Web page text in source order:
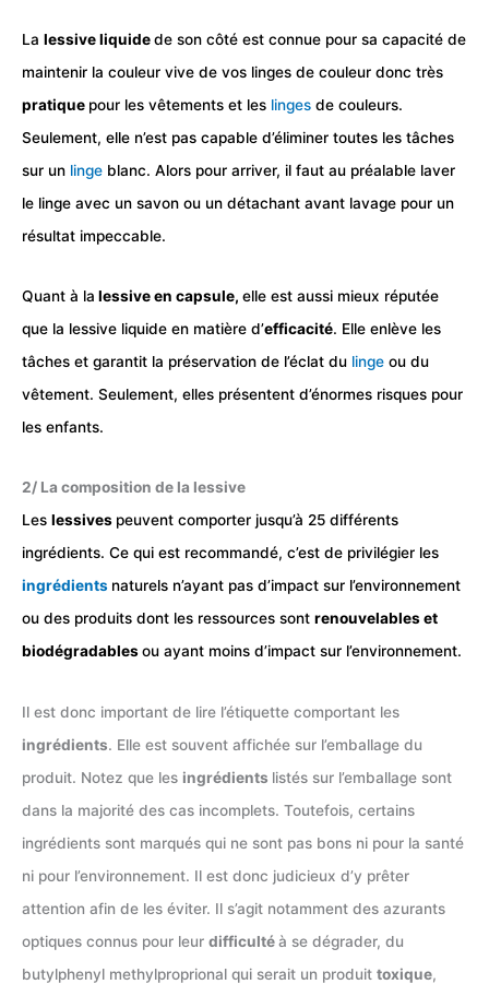
La lessive liquidede son côté est connue pour sa capacité de
maintenir la couleur vive de vos linges de couleur donc très
pratique pour les vêtements et les linges de couleurs.
Seulement, elle n’est pas capable d’éliminer toutes les tâches
sur un linge blanc. Alors pour arriver, il faut au préalable laver
le linge avec un savon ou un détachant avant lavage pour un
résultat impeccable.
Quant à la lessive en capsule, elle est aussi mieux réputée
que la lessive liquide en matière d’efficacité. Elle enlève les
tâches et garantit la préservation de l’éclat du linge ou du
vêtement. Seulement, elles présentent d’énormes risques pour
les enfants.
2/ La composition de la lessive
Les lessives peuvent comporter jusqu’à 25 différents
ingrédients. Ce qui est recommandé, c’est de privilégier les
ingrédients naturels n’ayant pas d’impact sur l’environnement
ou des produits dont les ressources sont renouvelables et
biodégradablesou ayant moins d’impact sur l’environnement.
Il est donc important de lire l’étiquette comportant les
ingrédients. Elle est souvent affichée sur l’emballage du
produit. Notez que les ingrédients listés sur l’emballage sont
dans la majorité des cas incomplets. Toutefois, certains
ingrédients sont marqués qui ne sont pas bons ni pour la santé
ni pour l’environnement. Il est donc judicieux d’y prêter
attention afin de les éviter. Il s’agit notamment des azurants
optiques connus pour leur difficultéà se dégrader, du
butylphenyl methylproprional qui serait un produit toxique,